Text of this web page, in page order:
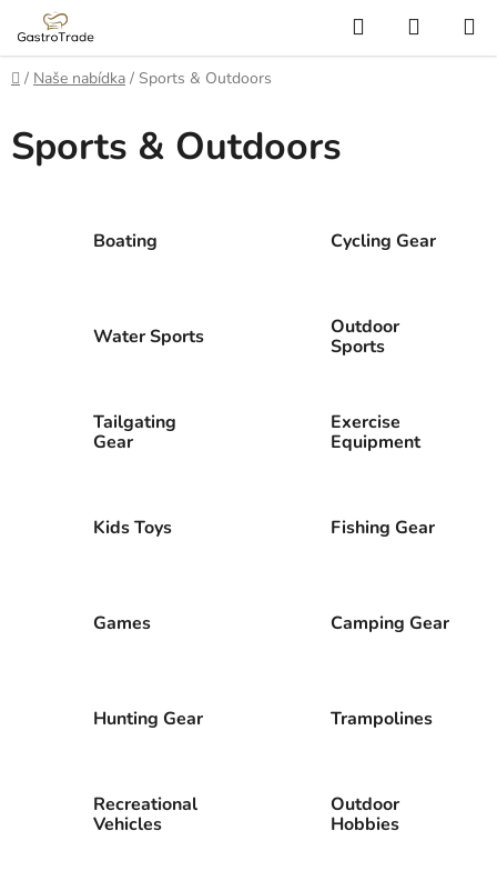
obsah
Hledat
KOŠÍK
Domů
/ Naše nabídka / Sports & Outdoors
Sports & Outdoors
Boating Cycling Gear
Water Sports
Outdoor
Sports
Tailgating
Gear
Exercise
Equipment
Kids Toys Fishing Gear
Games Camping Gear
Hunting Gear Trampolines
Recreational
Vehicles
Outdoor
Hobbies